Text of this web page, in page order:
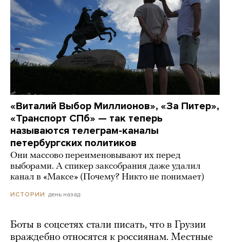
«Виталий Выбор Миллионов», «За Питер»,
«Транспорт СПб» — так теперь
называются телеграм-каналы
петербургских политиков
Они массово переименовывают их перед
выборами. А спикер заксобрания даже удалил
канал в «Максе» (Почему? Никто не понимает)
ИСТОРИИ день назад
Боты в соцсетях стали писать, что в Грузии
враждебно относятся к россиянам. Местные